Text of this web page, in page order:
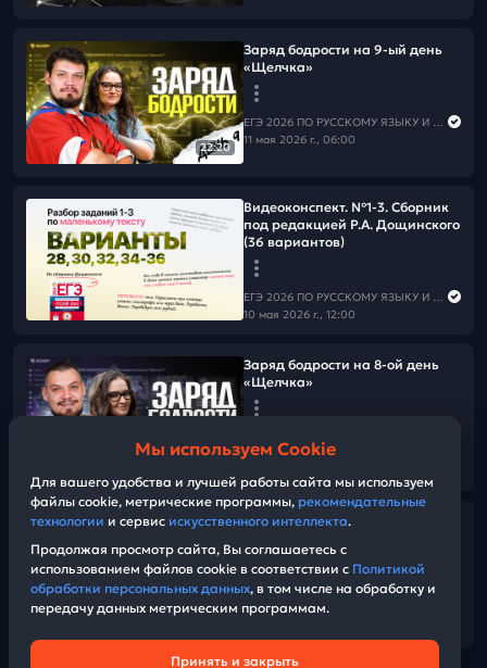
22:20
Заряд бодрости на 9-ый день
«Щелчка»
ЕГЭ 2026 ПО РУССКОМУ ЯЗЫКУ И МАТЕМАТИКЕ
11 мая 2026 г., 06:00
Видеоконспект. №1-3. Сборник
под редакцией Р.А. Дощинского
(36 вариантов)
ЕГЭ 2026 ПО РУССКОМУ ЯЗЫКУ И МАТЕМАТИКЕ
10 мая 2026 г., 12:00
Заряд бодрости на 8-ой день
«Щелчка»
10 мая 2026 г., 06:00
09:52
5 ступень. О моментальном
ЕГЭ 2026 ПО РУССКОМУ ЯЗЫКУ И МАТЕМАТИКЕ
09 мая 2026 г., 14:30
Мы используем Cookie
Для вашего удобства и лучшей работы сайта мы используем
файлы cookie, метрические программы, рекомендательные
технологии и сервис искусственного интеллекта.
Продолжая просмотр сайта, Вы соглашаетесь с
использованием файлов cookie в соответствии с Политикой
обработки персональных данных, в том числе на обработку и
передачу данных метрическим программам.
Принять и закрыть